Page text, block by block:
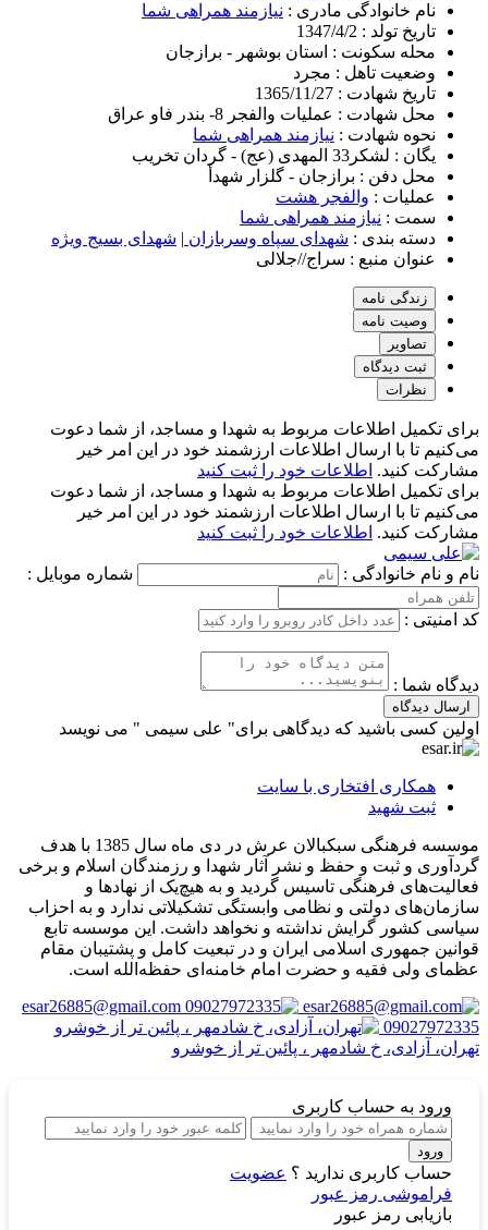
نام خانوادگی مادری : نیازمند همراهی شما
تاریخ تولد : 1347/4/2
محله سکونت : استان بوشهر - برازجان
وضعیت تاهل : مجرد
تاریخ شهادت : 1365/11/27
محل شهادت : عملیات والفجر 8- بندر فاو عراق
نحوه شهادت : نیازمند همراهی شما
یگان : لشکر33 المهدی (عج) - گردان تخریب
محل دفن : برازجان - گلزار شهدأ
عملیات : والفجر هشت
سمت : نیازمند همراهی شما
دسته بندی : شهدای سپاه وسربازان | شهدای بسیج ویژه
عنوان منبع : سراج//جلالی
زندگی نامه
وصیت نامه
تصاویر
ثبت دیدگاه
نظرات
برای تکمیل اطلاعات مربوط به شهدا و مساجد، از شما دعوت
می‌کنیم تا با ارسال اطلاعات ارزشمند خود در این امر خیر
مشارکت کنید. اطلاعات خود را ثبت کنید
برای تکمیل اطلاعات مربوط به شهدا و مساجد، از شما دعوت
می‌کنیم تا با ارسال اطلاعات ارزشمند خود در این امر خیر
مشارکت کنید. اطلاعات خود را ثبت کنید
نام و نام خانوادگی : شماره موبایل :
کد امنیتی :
دیدگاه شما :
ارسال دیدگاه
اولین کسی باشید که دیدگاهی برای" علی سیمی " می نویسد
همکاری افتخاری با سایت
ثبت شهید
موسسه فرهنگی سبکبالان عرش در دی ماه سال 1385 با هدف
گردآوری و ثبت و حفظ و نشر آثار شهدا و رزمندگان اسلام و برخی
فعالیت‌های فرهنگی تاسیس گردید و به هیچ‌یک از نهادها و
سازمان‌های دولتی و نظامی وابستگی تشکیلاتی ندارد و به احزاب
سیاسی کشور گرایش نداشته و نخواهد داشت. این موسسه تابع
قوانین جمهوری اسلامی ایران و در تبعیت کامل و پشتیبان مقام
عظمای ولی فقیه و حضرت امام خامنه‌ای حفظه‌الله است.
esar26885@gmail.com
09027972335
تهران، آزادی، خ شادمهر ، پائین تر از خوشرو
ورود به حساب کاربری
ورود
حساب کاربری ندارید ؟ عضویت
فراموشی رمز عبور
بازیابی رمز عبور